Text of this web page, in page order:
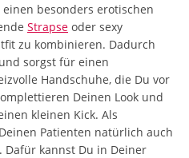
einen besonders erotischen
Strapse oder sexy
zu kombinieren. Dadurch
sorgst für einen
Handschuhe, die Du vor
Deinen Look und
kleinen Kick. Als
Patienten natürlich auch
kannst Du in Deiner